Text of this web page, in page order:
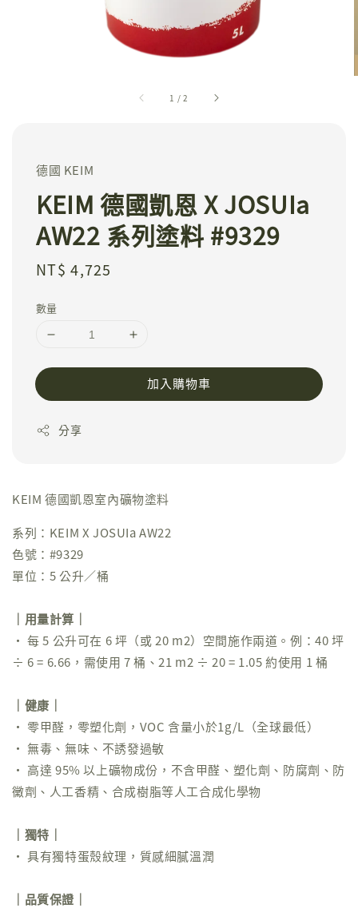
1 /2
德國 KEIM
KEIM 德國凱恩 X JOSUIa
AW22 系列塗料 #9329
Regular
NT$ 4,725
數量
加入購物車
分享
KEIM 德國凱恩室內礦物塗料
系列：KEIM X JOSUIa AW22
色號：#9329
單位：5 公升／桶
｜用量計算｜
• 每 5 公升可在 6 坪（或 20 m2）空間施作兩道。例：40 坪
÷ 6 = 6.66，需使用 7 桶、21 m2 ÷ 20 = 1.05 約使用 1 桶
｜健康｜
• 零甲醛，零塑化劑，VOC 含量小於1g/L（全球最低）
• 無毒、無味、不誘發過敏
• 高達 95% 以上礦物成份，不含甲醛、塑化劑、防腐劑、防
黴劑、人工香精、合成樹脂等人工合成化學物
｜獨特｜
• 具有獨特蛋殼紋理，質感細膩溫潤
｜品質保證｜